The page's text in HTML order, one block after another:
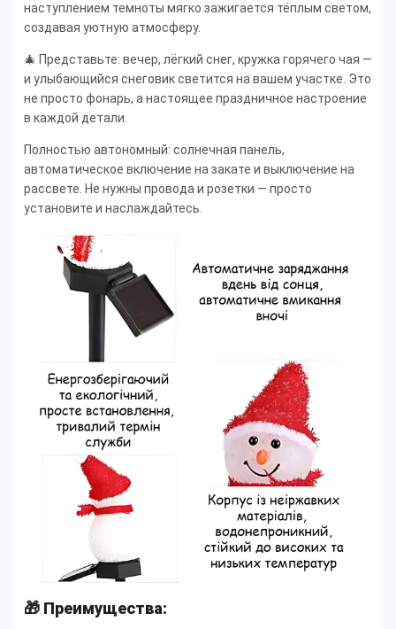
наступлением темноты мягко зажигается тёплым светом,
создавая уютную атмосферу.
🎄 Представьте: вечер, лёгкий снег, кружка горячего чая —
и улыбающийся снеговик светится на вашем участке. Это
не просто фонарь, а настоящее праздничное настроение
в каждой детали.
Полностью автономный: солнечная панель,
автоматическое включение на закате и выключение на
рассвете. Не нужны провода и розетки — просто
установите и наслаждайтесь.
🎁 Преимущества: